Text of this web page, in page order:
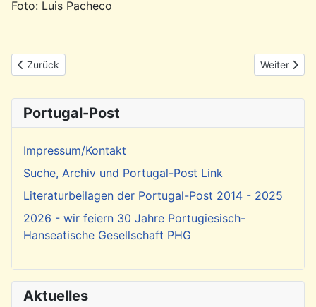
Foto: Luis Pacheco
Vorheriger Beitrag: Rückblick: Fadokonzert mit Serenata
Zurück Nächster
Weiter
Portugal-Post
Impressum/Kontakt
Suche, Archiv und Portugal-Post Link
Literaturbeilagen der Portugal-Post 2014 - 2025
2026 - wir feiern 30 Jahre Portugiesisch-
Hanseatische Gesellschaft PHG
Aktuelles